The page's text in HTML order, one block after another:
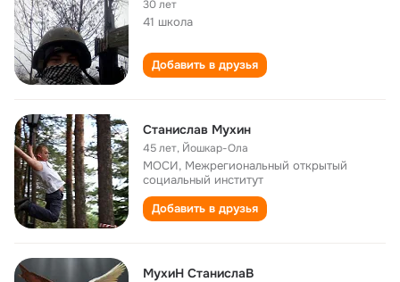
30 лет
41 школа
Добавить в друзья
Станислав Мухин
45 лет, Йошкар-Ола
МОСИ, Межрегиональный открытый
социальный институт
Добавить в друзья
МухиН СтанислаВ